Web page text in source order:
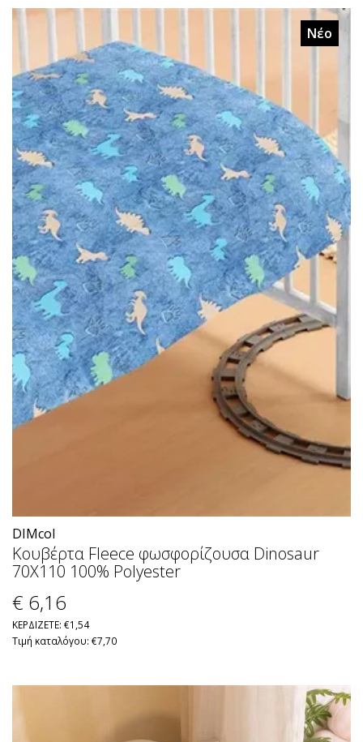
Νέο
DIMcol
Κουβέρτα Fleece φωσφορίζουσα Dinosaur
70X110 100% Polyester
€ 6,16
ΚΕΡΔΙΖΕΤΕ: €1,54
Τιμή καταλόγου: €7,70